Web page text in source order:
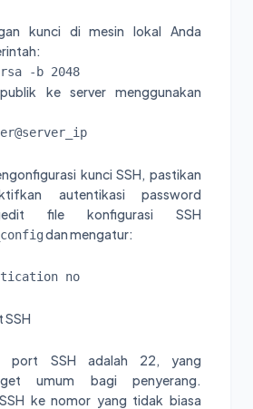
kunci di mesin lokal Anda
-b 2048
ke server menggunakan
kunci SSH, pastikan
autentikasi password
file konfigurasi SSH
dan mengatur:
no
SSH
port SSH adalah 22, yang
umum bagi penyerang.
ke nomor yang tidak biasa